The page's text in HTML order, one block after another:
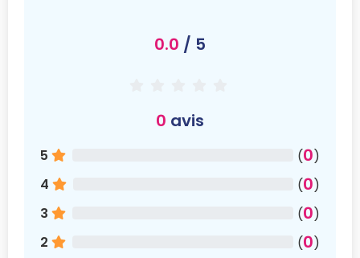
0.0 / 5
0 avis
5 (0)
4
(0)
3
(0)
2
(0)